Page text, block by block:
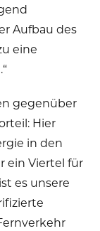
Aufbau des
eine
gegenüber
Hier
in den
ein Viertel für
es unsere